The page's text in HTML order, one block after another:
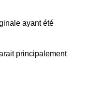
ayant été
principalement